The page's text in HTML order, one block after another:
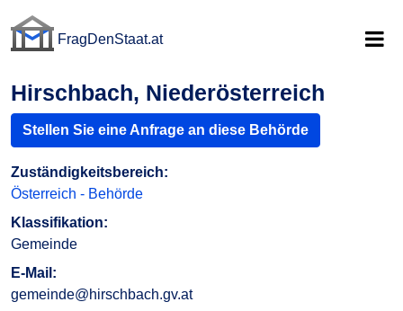
FragDenStaat.at
Hirschbach, Niederösterreich
Stellen Sie eine Anfrage an diese Behörde
Zuständigkeitsbereich:
Österreich - Behörde
Klassifikation:
Gemeinde
E-Mail:
gemeinde@hirschbach.gv.at